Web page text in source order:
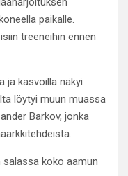
paikalle.
treeneihin ennen
ja kasvoilla näkyi
löytyi muun muassa
Barkov, jonka
koko aamun